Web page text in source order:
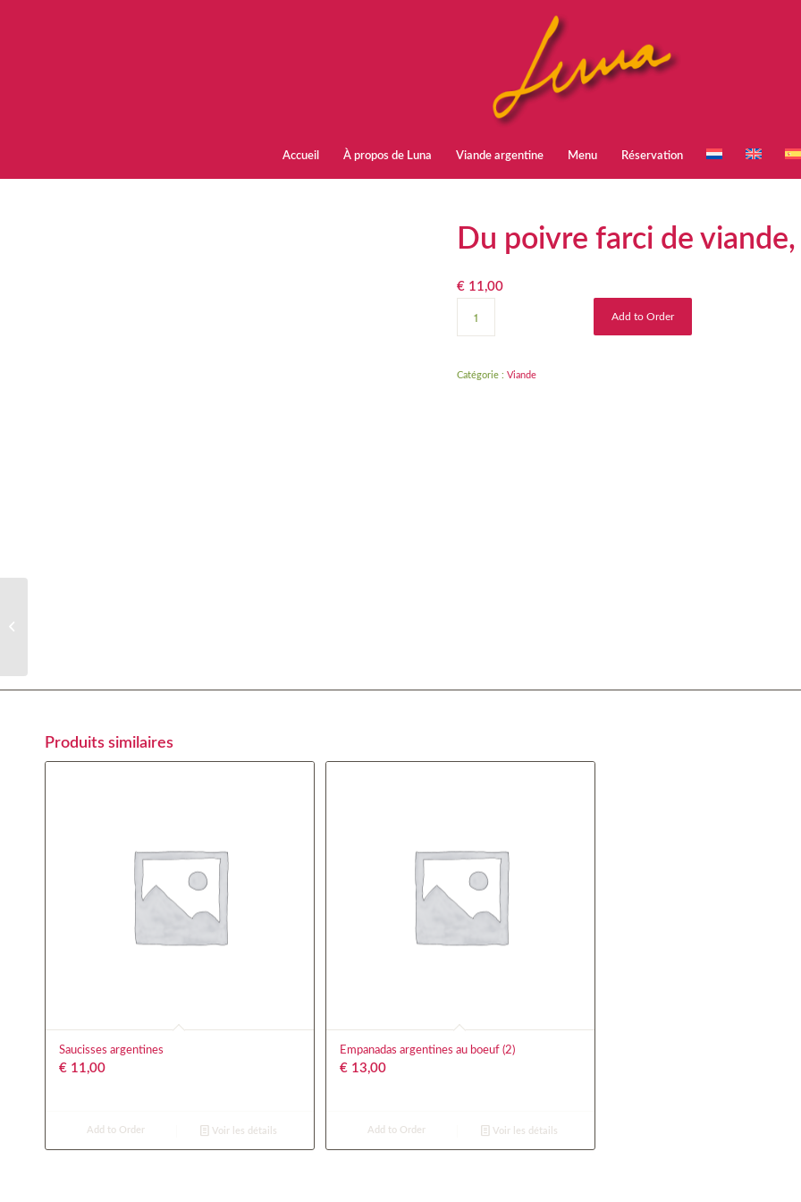
Accueil À propos de Luna Viande argentine Menu Réservation
Du poivre farci de
€11,00
Add to Order
Catégorie : Viande
Produits similaires
Saucisses argentines
€ 11,00
Add to Order Voir les détails
Empanadas argentines au boeuf (2)
€ 13,00
Add to Order Voir les détails